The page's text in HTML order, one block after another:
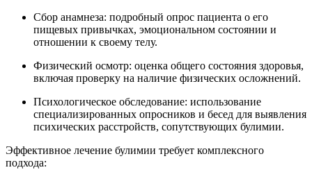
Сбор анамнеза: подробный опрос пациента о его
пищевых привычках, эмоциональном состоянии и
отношении к своему телу.
Физический осмотр: оценка общего состояния здоровья,
включая проверку на наличие физических осложнений.
Психологическое обследование: использование
специализированных опросников и бесед для выявления
психических расстройств, сопутствующих булимии.
Эффективное лечение булимии требует комплексного
подхода: